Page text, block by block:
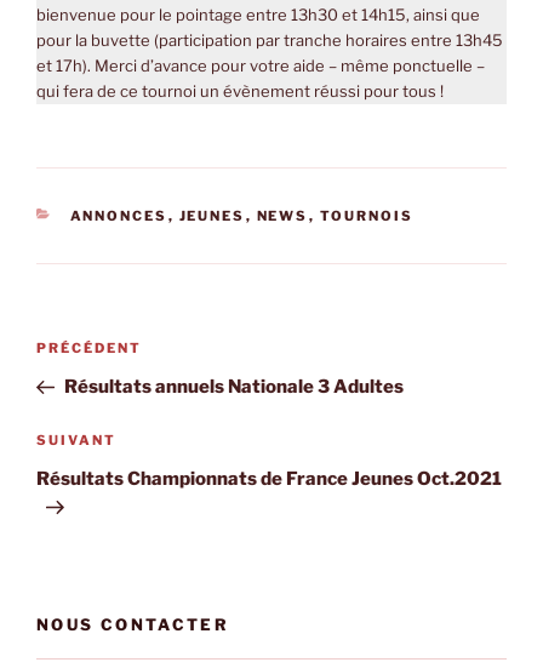
bienvenue pour le pointage entre 13h30 et 14h15, ainsi que
pour la buvette (participation par tranche horaires entre 13h45
et 17h). Merci d’avance pour votre aide – même ponctuelle –
qui fera de ce tournoi un évènement réussi pour tous !
CATÉGORIES
ANNONCES , JEUNES , NEWS , TOURNOIS
Navigation
l’article
Article
précédent
PRÉCÉDENT
Résultats annuels Nationale 3 Adultes
Article
suivant
SUIVANT
Résultats Championnats de France Jeunes Oct.2021
NOUS CONTACTER